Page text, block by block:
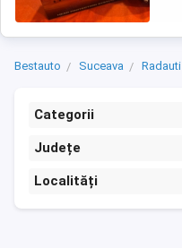
Bestauto Suceava Radauti
Categorii
Județe
Localități